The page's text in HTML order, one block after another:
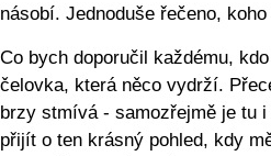
násobí. Jednoduše řečeno,
Co bych doporučil každému,
čelovka, která něco vydrží.
brzy stmívá - samozřejmě je tu
přijít o ten krásný pohled, kdy